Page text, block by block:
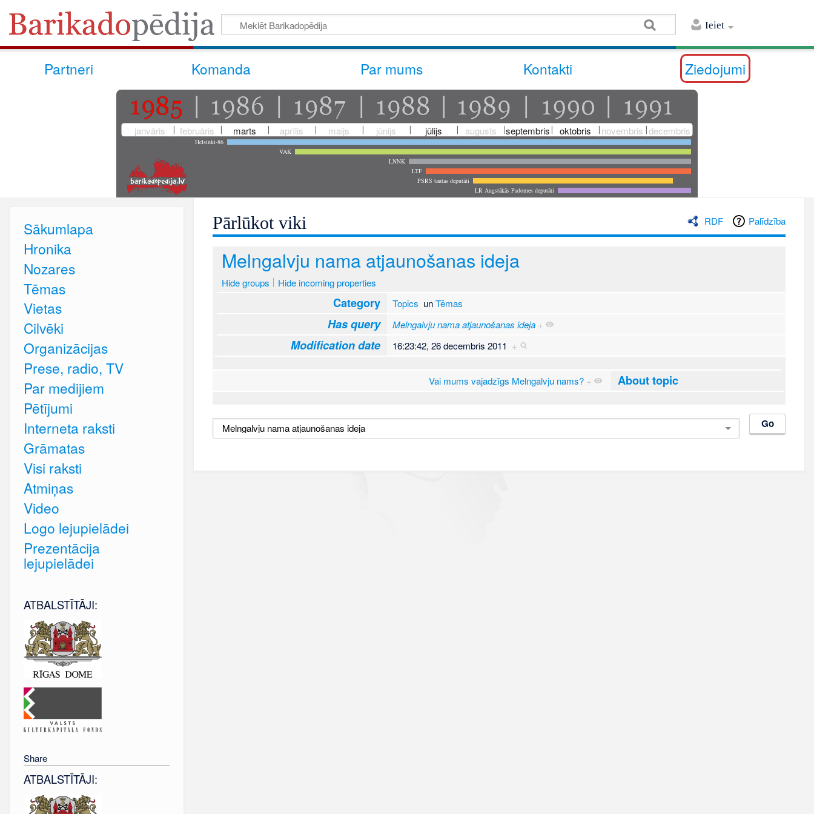
Ieiet
Partneri Komanda Par mums Kontakti Ziedojumi
janvāris februāris marts aprīlis maijs jūnijs jūlijs augusts septembris oktobris novembris decembris
Helsinki-86
VAK
LNNK
LTF
PSRS tautas deputāti
LR Augstākās Padomes deputāti
RDF Palīdzība
Pārlūkot viki
Melngalvju nama atjaunošanas ideja
Hide groups Hide incoming properties
Category Topics unTēmas
Has query Melngalvju nama atjaunošanas ideja +
Modification date 16:23:42, 26 decembris 2011 +
Vai mums vajadzīgs Melngalvju nams? + About topic
Sākumlapa
Hronika
Nozares
Tēmas
Vietas
Cilvēki
Organizācijas
Prese, radio, TV
Par medijiem
Pētījumi
Interneta raksti
Grāmatas
Visi raksti
Atmiņas
Video
Logo lejupielādei
Prezentācija
lejupielādei
ATBALSTĪTĀJI:
Share
ATBALSTĪTĀJI: